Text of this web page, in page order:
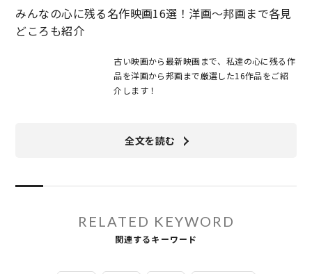
みんなの心に残る名作映画16選！洋画～邦画まで各見
どころも紹介
古い映画から最新映画まで、私達の心に残る作
品を洋画から邦画まで厳選した16作品をご紹
介します！
全文を読む
RELATED KEYWORD
関連するキーワード